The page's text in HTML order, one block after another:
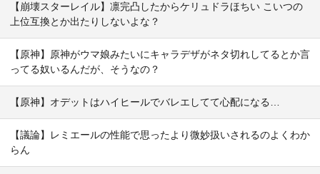
【崩壊スターレイル】凛完凸したからケリュドラほちい こいつの
上位互換とか出たりしないよな？
【原神】原神がウマ娘みたいにキャラデザがネタ切れしてるとか言
ってる奴いるんだが、そうなの？
【原神】オデットはハイヒールでバレエしてて心配になる…
【議論】レミエールの性能で思ったより微妙扱いされるのよくわか
らん